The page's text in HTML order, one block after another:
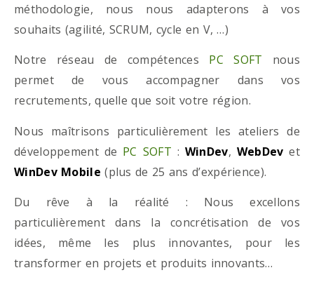
méthodologie, nous nous adapterons à vos
souhaits (agilité, SCRUM, cycle en V, …)
Notre réseau de compétences PC SOFT nous
permet de vous accompagner dans vos
recrutements, quelle que soit votre région.
Nous maîtrisons particulièrement les ateliers de
développement de PC SOFT : WinDev, WebDev et
WinDev Mobile (plus de 25 ans d’expérience).
Du rêve à la réalité : Nous excellons
particulièrement dans la concrétisation de vos
idées, même les plus innovantes, pour les
transformer en projets et produits innovants…